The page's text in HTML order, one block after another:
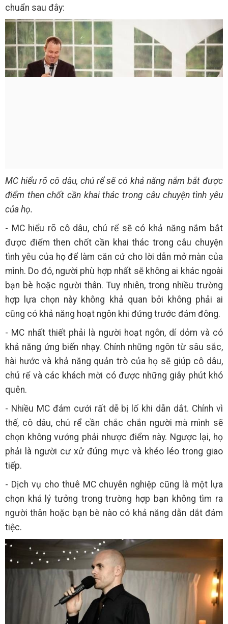
chuẩn sau đây:
MC hiểu rõ cô dâu, chú rể sẽ có khả năng nắm bắt được
điểm then chốt cần khai thác trong câu chuyện tình yêu
của họ.
- MC hiểu rõ cô dâu, chú rể sẽ có khả năng nắm bắt
được điểm then chốt cần khai thác trong câu chuyện
tình yêu của họ để làm căn cứ cho lời dẫn mở màn của
mình. Do đó, người phù hợp nhất sẽ không ai khác ngoài
bạn bè hoặc người thân. Tuy nhiên, trong nhiều trường
hợp lựa chọn này không khả quan bởi không phải ai
cũng có khả năng hoạt ngôn khi đứng trước đám đông.
- MC nhất thiết phải là người hoạt ngôn, dí dỏm và có
khả năng ứng biến nhạy. Chính những ngôn từ sâu sắc,
hài hước và khả năng quản trò của họ sẽ giúp cô dâu,
chú rể và các khách mời có được những giây phút khó
quên.
- Nhiều MC đám cưới rất dễ bị lố khi dẫn dắt. Chính vì
thế, cô dâu, chú rể cần chắc chắn người mà mình sẽ
chọn không vướng phải nhược điểm này. Ngược lại, họ
phải là người cư xử đúng mực và khéo léo trong giao
tiếp.
- Dịch vụ cho thuê MC chuyên nghiệp cũng là một lựa
chọn khá lý tưởng trong trường hợp bạn không tìm ra
người thân hoặc bạn bè nào có khả năng dẫn dắt đám
tiệc.